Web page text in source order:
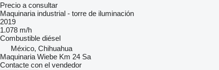
Precio a consultar
Maquinaria industrial - torre de iluminación
2019
1.078 m/h
Combustible diésel
México, Chihuahua
Maquinaria Wiebe Km 24 Sa
Contacte con el vendedor